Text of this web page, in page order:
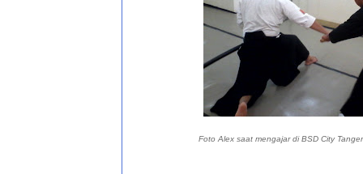
Foto Alex saat mengajar di BSD City